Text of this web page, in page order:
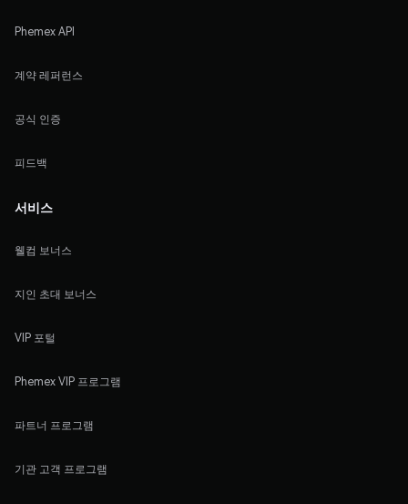
Phemex API
계약 레퍼런스
공식 인증
피드백
서비스
웰컴 보너스
지인 초대 보너스
VIP 포털
Phemex VIP 프로그램
파트너 프로그램
기관 고객 프로그램